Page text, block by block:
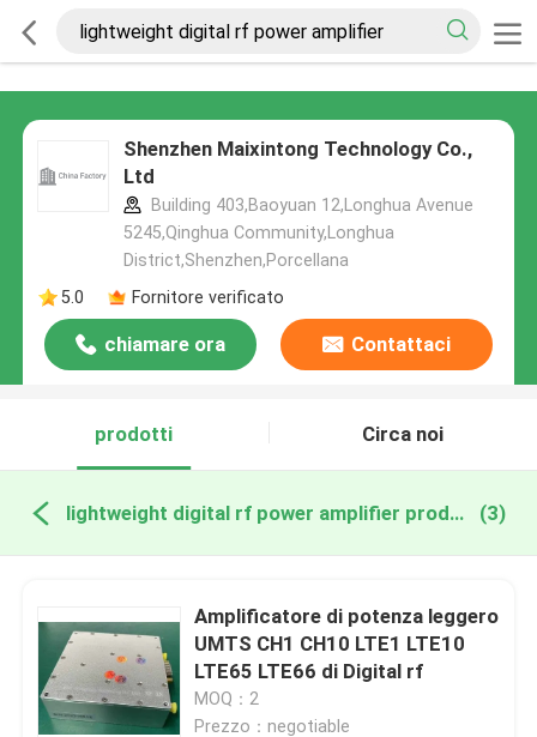
Shenzhen Maixintong Technology Co.,
Ltd
Building 403,Baoyuan 12,Longhua Avenue
5245,Qinghua Community,Longhua
District,Shenzhen,Porcellana
5.0
Fornitore verificato
chiamare ora Contattaci
prodotti Circa noi
lightweight digital rf power amplifier produzione online (3)
Amplificatore di potenza leggero
UMTS CH1 CH10 LTE1 LTE10
LTE65 LTE66 di Digital rf
MOQ：2
Prezzo：negotiable